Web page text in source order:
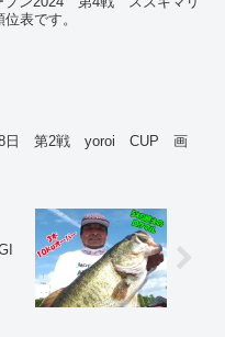
表です。
8日 第2戦 yoroi CUP 画